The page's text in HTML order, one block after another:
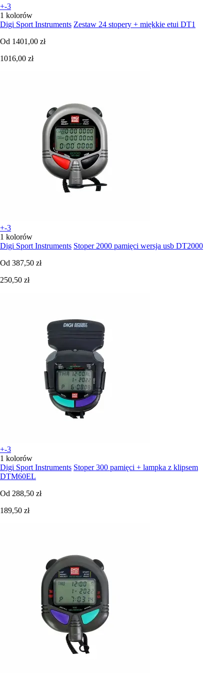
+-3
1 kolorów
Digi Sport Instruments Zestaw 24 stopery + miękkie etui DT1
Od 1401,00 zł
1016,00 zł
+-3
1 kolorów
Digi Sport Instruments Stoper 2000 pamięci wersja usb DT2000
Od 387,50 zł
250,50 zł
+-3
1 kolorów
Digi Sport Instruments Stoper 300 pamięci + lampka z klipsem
DTM60EL
Od 288,50 zł
189,50 zł